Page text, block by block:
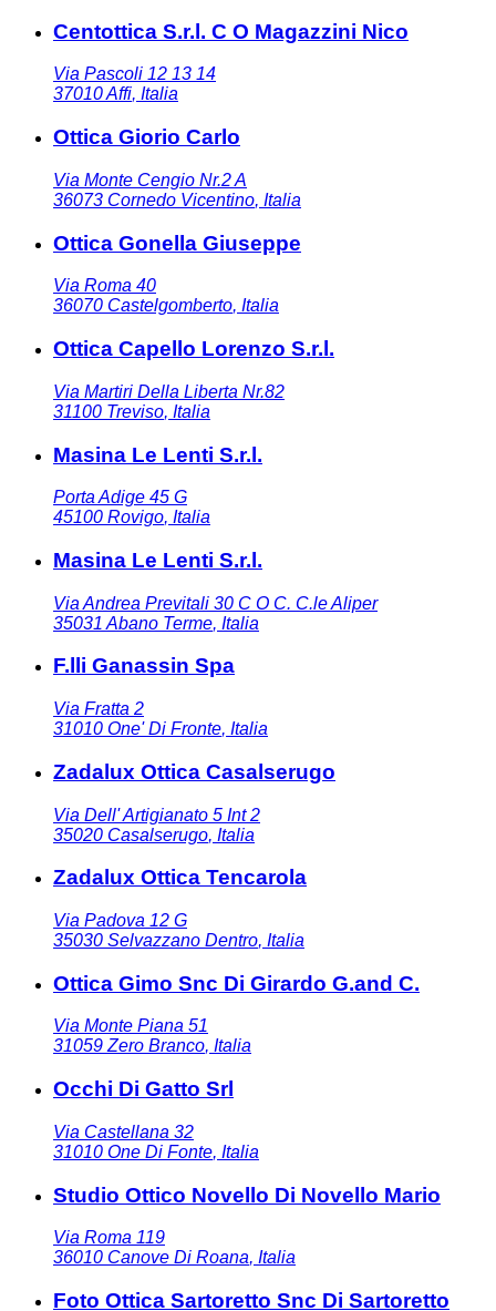
Centottica S.r.l. C O Magazzini Nico
Via Pascoli 12 13 14
37010Affi, Italia
Ottica Giorio Carlo
Via Monte Cengio Nr.2 A
36073 Cornedo Vicentino, Italia
Ottica Gonella Giuseppe
Via Roma 40
36070 Castelgomberto, Italia
Ottica Capello Lorenzo S.r.l.
Via Martiri Della Liberta Nr.82
31100 Treviso, Italia
Masina Le Lenti S.r.l.
Porta Adige 45 G
45100 Rovigo, Italia
Masina Le Lenti S.r.l.
Via Andrea Previtali 30 C O C. C.le Aliper
35031 Abano Terme, Italia
F.lli Ganassin Spa
Via Fratta 2
31010 One' Di Fronte, Italia
Zadalux Ottica Casalserugo
Via Dell' Artigianato 5 Int 2
35020 Casalserugo, Italia
Zadalux Ottica Tencarola
Via Padova 12 G
35030 Selvazzano Dentro, Italia
Ottica Gimo Snc Di Girardo G.and C.
Via Monte Piana 51
31059 Zero Branco, Italia
Occhi Di Gatto Srl
Via Castellana 32
31010 One Di Fonte, Italia
Studio Ottico Novello Di Novello Mario
Via Roma 119
36010 Canove Di Roana, Italia
Foto Ottica Sartoretto Snc Di Sartoretto